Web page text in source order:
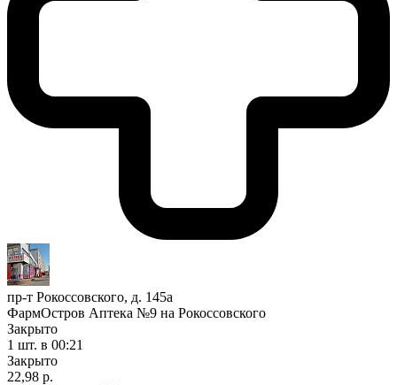
пр-т Рокоссовского, д. 145а
ФармОстров Аптека №9 на Рокоссовского
Закрыто
1 шт. в 00:21
Закрыто
22,98 р.